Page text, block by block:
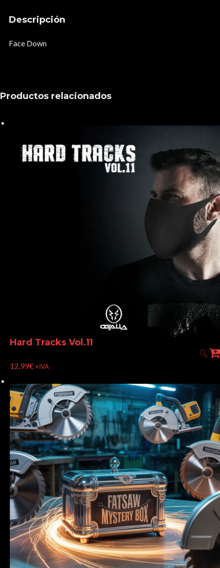
Descripción
Face Down
Productos relacionados
Hard Tracks Vol.11
12,99€+IVA